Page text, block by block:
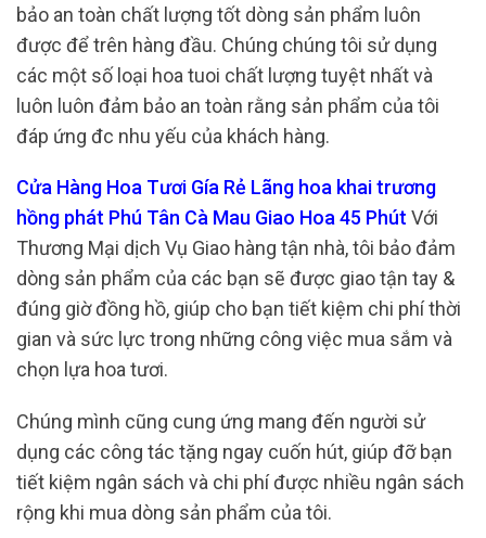
bảo an toàn chất lượng tốt dòng sản phẩm luôn
được để trên hàng đầu. Chúng chúng tôi sử dụng
các một số loại hoa tuoi chất lượng tuyệt nhất và
luôn luôn đảm bảo an toàn rằng sản phẩm của tôi
đáp ứng đc nhu yếu của khách hàng.
Cửa Hàng Hoa Tươi Gía Rẻ Lãng hoa khai trương
hồng phát Phú Tân Cà Mau Giao Hoa 45 Phút Với
Thương Mại dịch Vụ Giao hàng tận nhà, tôi bảo đảm
dòng sản phẩm của các bạn sẽ được giao tận tay &
đúng giờ đồng hồ, giúp cho bạn tiết kiệm chi phí thời
gian và sức lực trong những công việc mua sắm và
chọn lựa hoa tươi.
Chúng mình cũng cung ứng mang đến người sử
dụng các công tác tặng ngay cuốn hút, giúp đỡ bạn
tiết kiệm ngân sách và chi phí được nhiều ngân sách
rộng khi mua dòng sản phẩm của tôi.